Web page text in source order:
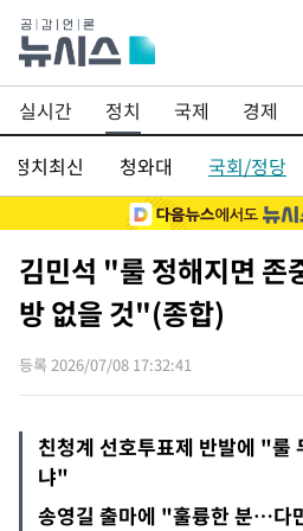
실시간 정치 국제 경제
정치최신
청와대 국회/정당
김민석 "룰 정해지면
방 없을 것"(종합)
등록 2026/07/08 17:32:41
친청계 선호투표제 반발에 "룰
냐"
송영길 출마에 "훌륭한 분…다